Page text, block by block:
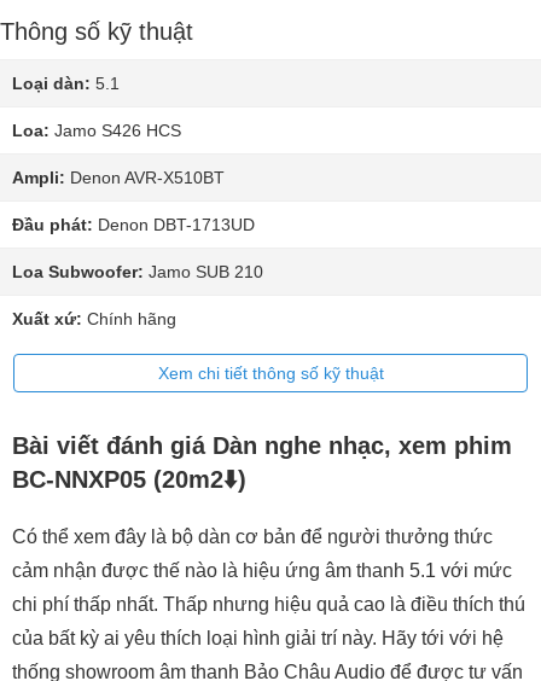
Thông số kỹ thuật
Loại dàn: 5.1
Loa: Jamo S426 HCS
Ampli: Denon AVR-X510BT
Đầu phát: Denon DBT-1713UD
Loa Subwoofer: Jamo SUB 210
Xuất xứ: Chính hãng
Xem chi tiết thông số kỹ thuật
Bài viết đánh giá Dàn nghe nhạc, xem phim
BC-NNXP05 (20m2⬇️)
Có thể xem đây là bộ dàn cơ bản để người thưởng thức
cảm nhận được thế nào là hiệu ứng âm thanh 5.1 với mức
chi phí thấp nhất. Thấp nhưng hiệu quả cao là điều thích thú
của bất kỳ ai yêu thích loại hình giải trí này. Hãy tới với hệ
thống showroom âm thanh Bảo Châu Audio để được tư vấn